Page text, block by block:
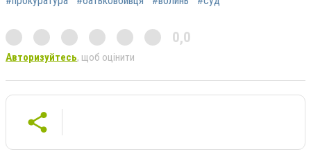
0,0
Авторизуйтесь, щоб оцінити